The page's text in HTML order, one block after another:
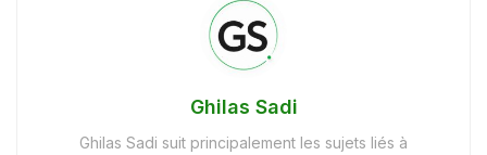
Ghilas Sadi
Ghilas Sadi suit principalement les sujets liés à